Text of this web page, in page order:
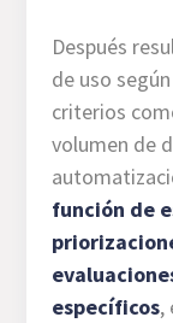
Después
de uso
criterios
volumen de
función de
específicos,